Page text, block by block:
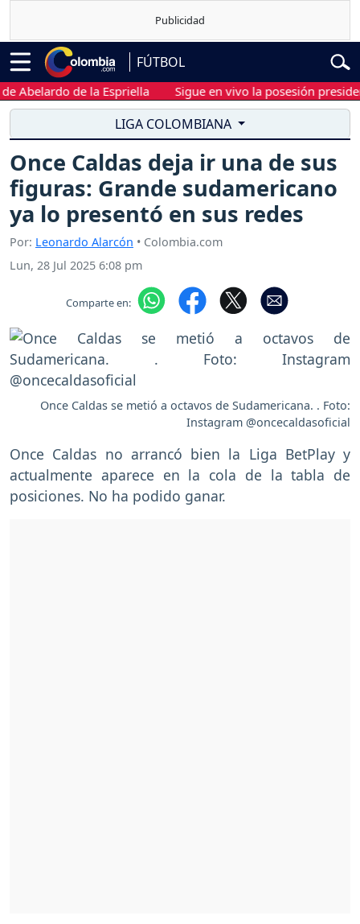
FÚTBOL
de la Espriella Sigue en vivo la posesión presidencial
LIGA COLOMBIANA
Once Caldas deja ir una de sus
figuras: Grande sudamericano
ya lo presentó en sus redes
Por: Leonardo Alarcón • Colombia.com
Lun, 28 Jul 2025 6:08 pm
Comparte en:
Once Caldas se metió a octavos de Sudamericana. . Foto:
Instagram @oncecaldasoficial
Once Caldas no arrancó bien la Liga BetPlay y
actualmente aparece en la cola de la tabla de
posiciones. No ha podido ganar.